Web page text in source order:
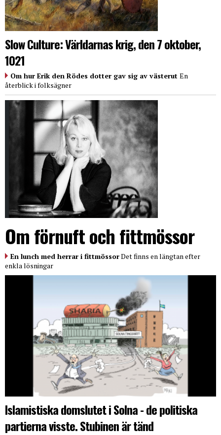
Slow Culture: Världarnas krig, den 7 oktober,
1021
Om hur Erik den Rödes dotter gav sig av västerut En
återblick i folksägner
Om förnuft och fittmössor
En lunch med herrar i fittmössorDet finns en längtan efter
enkla lösningar
Islamistiska domslutet i Solna - de politiska
partierna visste. Stubinen är tänd